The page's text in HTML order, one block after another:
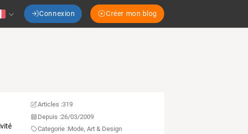
Connexion Créer mon blog
Articles :319
Depuis :26/03/2009
Categorie :Mode, Art & Design